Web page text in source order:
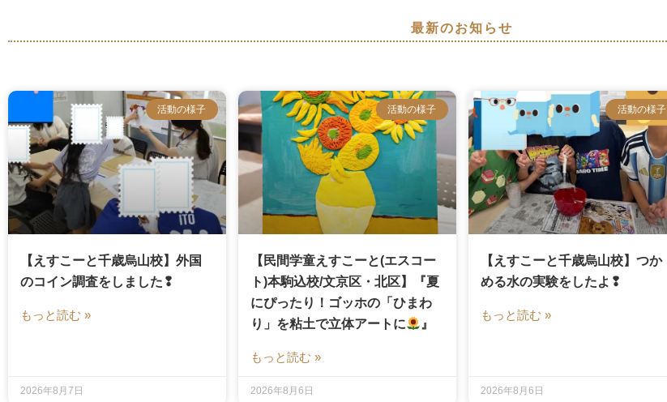
最新のお知らせ
活動の様子
【えすこーと千歳烏山校】外国
のコイン調査をしました❢
もっと読む »
2026年8月7日
活動の様子
【民間学童えすこーと(エスコー
ト)本駒込校/文京区・北区】『夏
にぴったり！ゴッホの「ひまわ
り」を粘土で立体アートに
』
もっと読む »
2026年8月6日
活動の様子
【えすこーと千歳烏山校】つか
める水の実験をしたよ❢
もっと読む »
2026年8月6日